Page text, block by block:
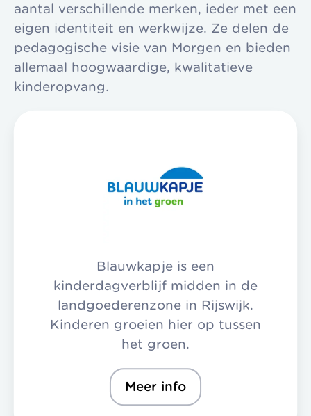
aantal verschillende merken, ieder met een
eigen identiteit en werkwijze. Ze delen de
pedagogische visie van Morgen en bieden
allemaal hoogwaardige, kwalitatieve
kinderopvang.
Blauwkapje is een
kinderdagverblijf midden in de
landgoederenzone in Rijswijk.
Kinderen groeien hier op tussen
het groen.
Meer info